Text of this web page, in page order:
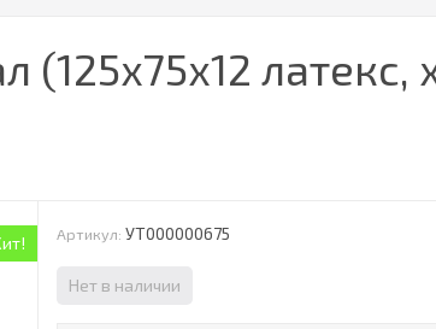
(125х75х12 латекс,
Артикул: УТ000000675
Нет в наличии